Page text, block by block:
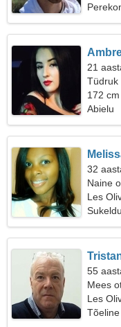
21
Tüdruk
172
Abielu
32
Naine
Les
55
Mees
Les